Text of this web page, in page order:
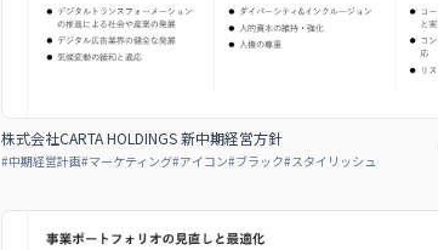
株式会社CARTA HOLDINGS 新中期経営方針
#中期経営計画#マーケティング#アイコン#ブラック#スタイリッシュ